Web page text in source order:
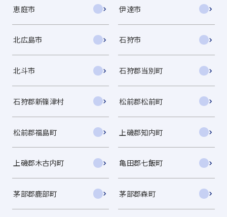
恵庭市 伊達市
北広島市 石狩市
北斗市 石狩郡当別町
石狩郡新篠津村 松前郡松前町
松前郡福島町 上磯郡知内町
上磯郡木古内町 亀田郡七飯町
茅部郡鹿部町 茅部郡森町